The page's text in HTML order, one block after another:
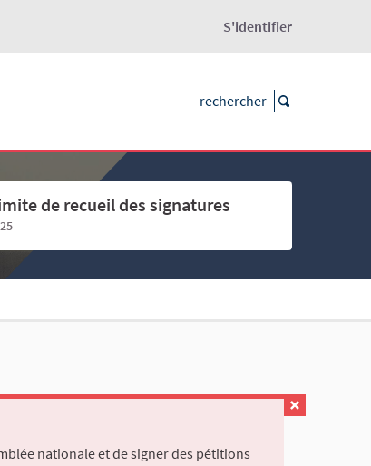
S'identifier
de recueil des signatures
nationale et de signer des pétitions